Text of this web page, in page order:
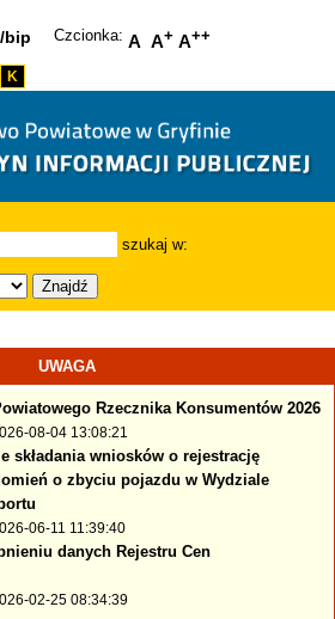
bip Czcionka: A A+ A++
K
szukaj w:
Znajdź
UWAGA
Rzecznika Konsumentów 2026
08-04 13:08:21
składania wniosków o rejestrację
o zbyciu pojazdu w Wydziale
06-11 11:39:40
danych Rejestru Cen
02-25 08:34:39